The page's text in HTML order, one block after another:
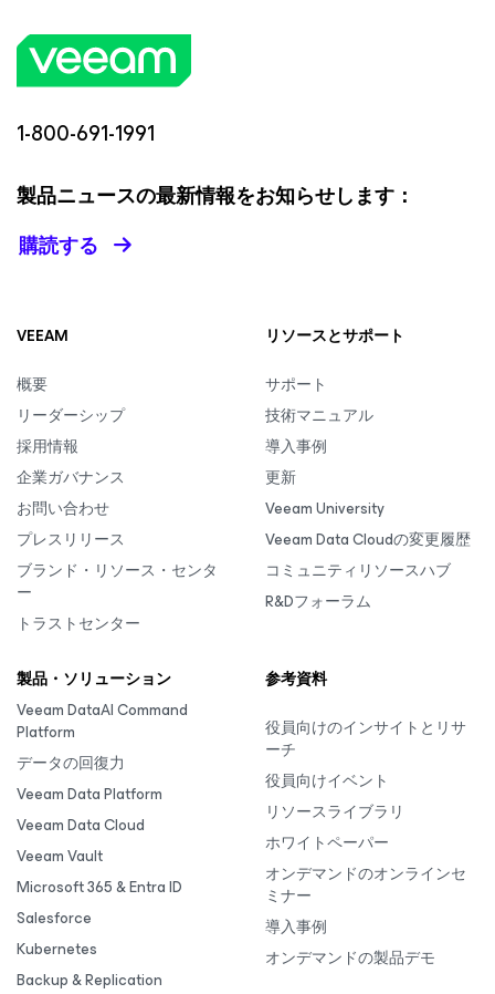
1-800-691-1991
製品ニュースの最新情報をお知らせします：
購読する
VEEAM
概要
リーダーシップ
採用情報
企業ガバナンス
お問い合わせ
プレスリリース
ブランド・リソース・センタ
ー
トラストセンター
リソースとサポート
サポート
技術マニュアル
導入事例
更新
Veeam University
Veeam Data Cloudの変更履歴
コミュニティリソースハブ
R&Dフォーラム
製品・ソリューション
Veeam DataAI Command
Platform
データの回復力
Veeam Data Platform
Veeam Data Cloud
Veeam Vault
Microsoft 365 & Entra ID
Salesforce
Kubernetes
Backup & Replication
参考資料
役員向けのインサイトとリサ
ーチ
役員向けイベント
リソースライブラリ
ホワイトペーパー
オンデマンドのオンラインセ
ミナー
導入事例
オンデマンドの製品デモ